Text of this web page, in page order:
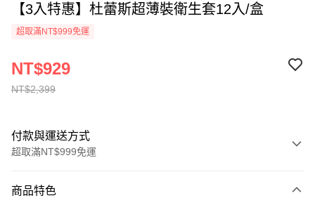
【3入特惠】杜蕾斯超薄裝衛生套12入/盒
超取滿NT$999免運
NT$2,399
NT$929
付款與運送方式
超取滿NT$999免運
信用卡一次付款
商品特色